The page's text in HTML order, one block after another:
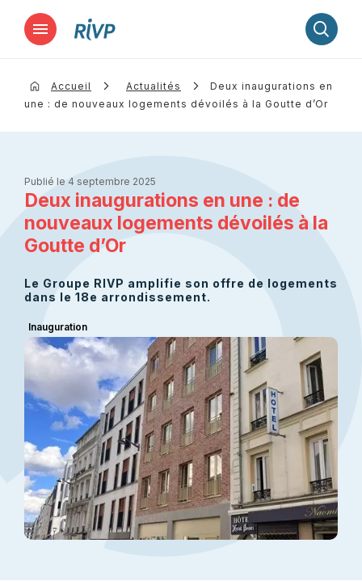
Accueil Actualités
Deux inaugurations en
une : de nouveaux logements dévoilés à la Goutte d’Or
Publié le 4 septembre 2025
Deux inaugurations en une : de
nouveaux logements dévoilés à la
Goutte d’Or
Le Groupe RIVP amplifie son offre de logements
dans le 18e arrondissement.
Inauguration